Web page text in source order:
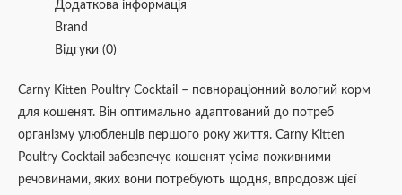
Додаткова інформація
Brand
Відгуки (0)
Carny Kitten Poultry Cocktail – повнораціонний вологий корм
для кошенят. Він оптимально адаптований до потреб
організму улюбленців першого року життя. Carny Kitten
Poultry Cocktail забезпечує кошенят усіма поживними
речовинами, яких вони потребують щодня, впродовж цієї